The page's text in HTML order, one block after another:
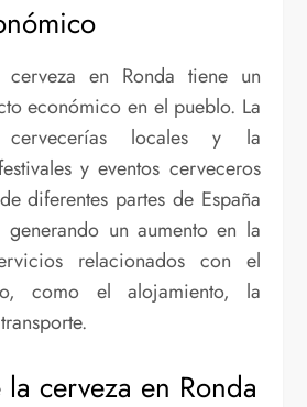
económico en el pueblo. La
locales y la
y eventos cerveceros
diferentes partes de España
un aumento en la
relacionados con el
como el alojamiento, la
cerveza en Ronda